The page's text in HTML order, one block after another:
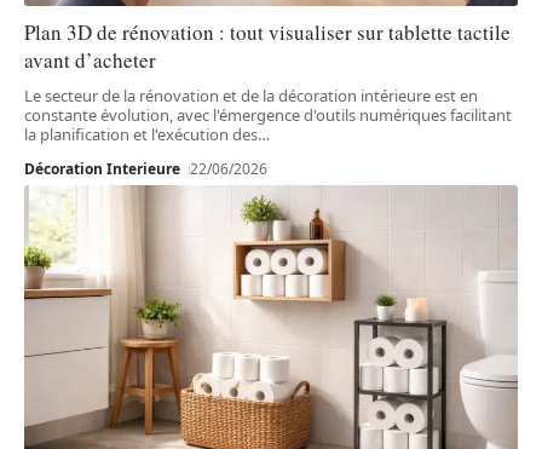
Plan 3D de rénovation : tout visualiser sur tablette tactile
avant d’acheter
Le secteur de la rénovation et de la décoration intérieure est en
constante évolution, avec l'émergence d'outils numériques facilitant
la planification et l'exécution des…
Décoration Interieure 22/06/2026